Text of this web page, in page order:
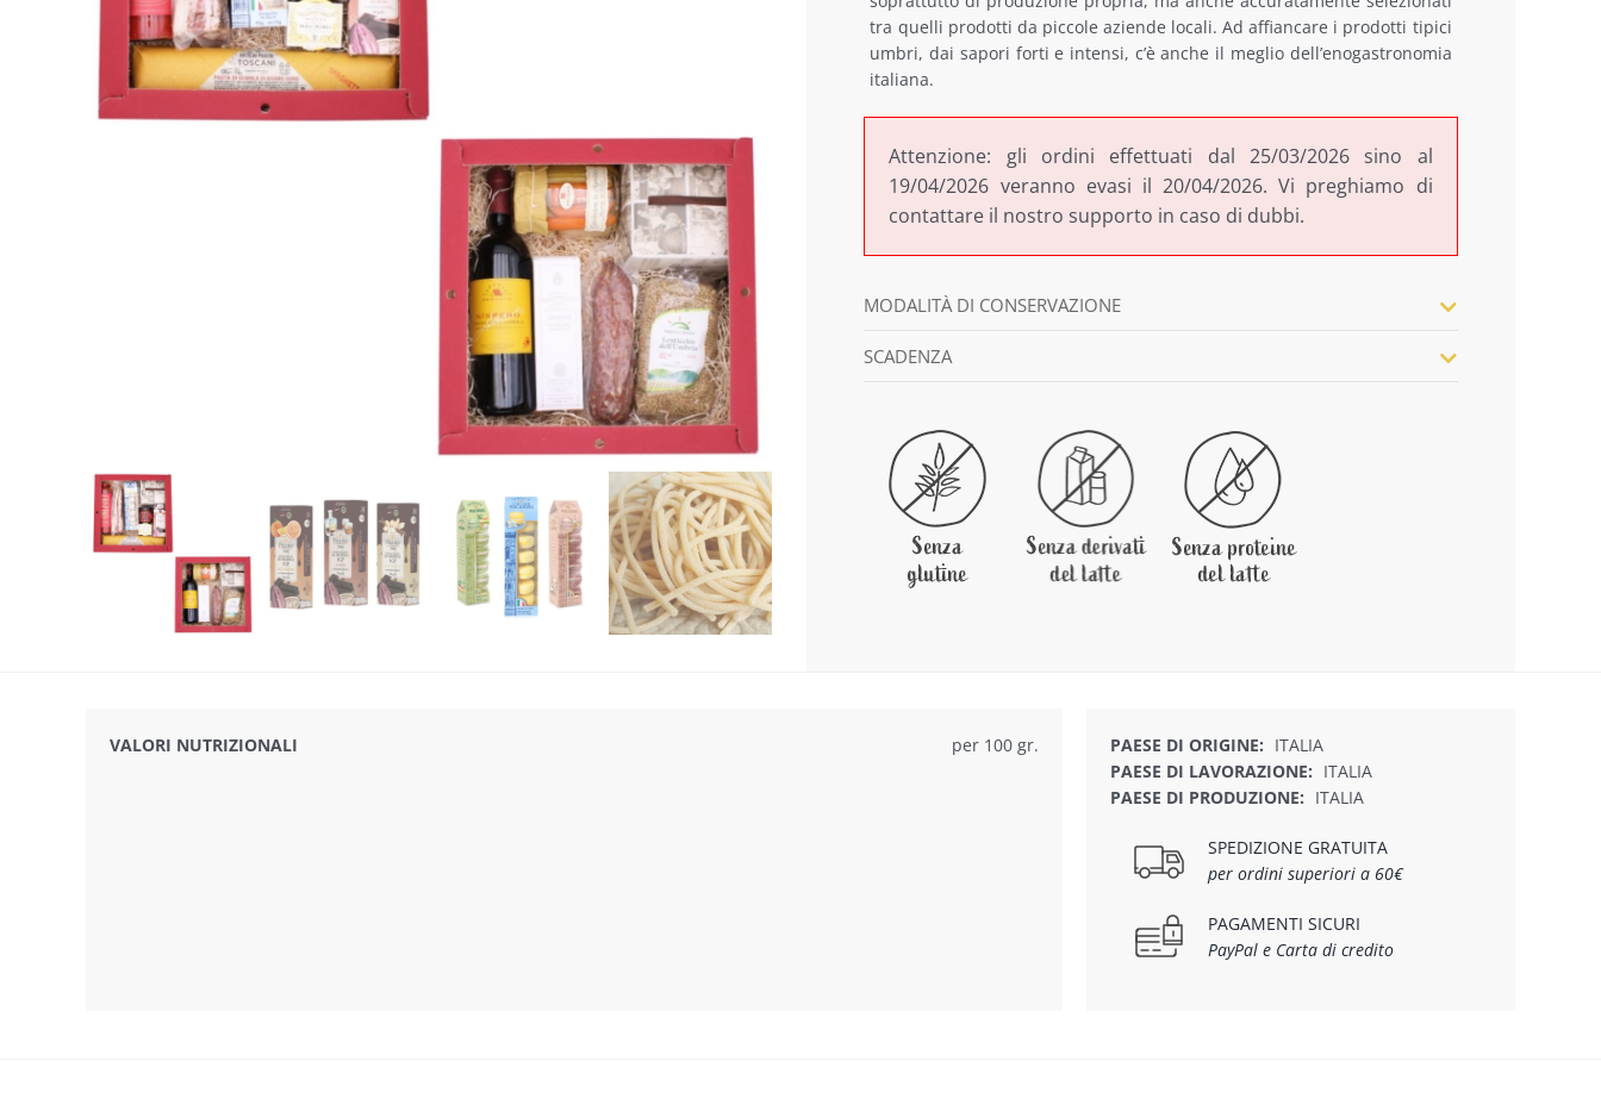
tra quelli prodotti da piccole aziende locali. Ad affiancare i prodotti tipici
umbri, dai sapori forti e intensi, c’è anche il meglio dell’enogastronomia
italiana.
Attenzione: gli ordini effettuati dal 25/03/2026 sino al
19/04/2026 veranno evasi il 20/04/2026. Vi preghiamo di
contattare il nostro supporto in caso di dubbi.
MODALITÀ DI CONSERVAZIONE
SCADENZA
VALORI NUTRIZIONALI per 100 gr. PAESE DI ORIGINE: ITALIA
PAESE DI LAVORAZIONE: ITALIA
PAESE DI PRODUZIONE: ITALIA
SPEDIZIONE GRATUITA
per ordini superiori a 60€
PAGAMENTI SICURI
PayPal e Carta di credito